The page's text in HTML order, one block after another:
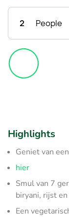
2 People
Highlights
Geniet van
hier
Smul van 7
biryani, rijst
Een